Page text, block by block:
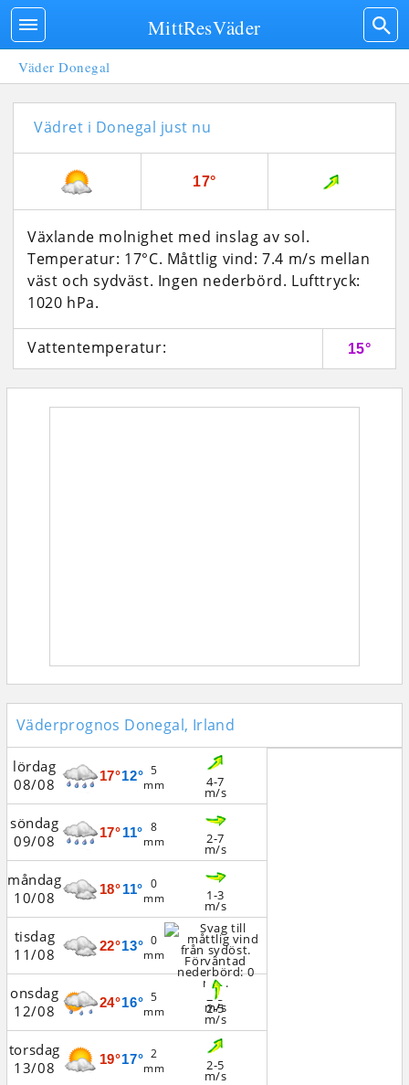
Väder Donegal
Vädret i Donegal just nu
17°
Växlande molnighet med inslag av sol.
Temperatur: 17°C. Måttlig vind: 7.4 m/s mellan
väst och sydväst. Ingen nederbörd. Lufttryck:
1020 hPa.
Vattentemperatur: 15°
Väderprognos Donegal, Irland
lördag
08/08
söndag
09/08
måndag
10/08
tisdag
11/08
onsdag
12/08
torsdag
13/08
17°
17°
18°
22°
24°
19°
12°
11°
11°
13°
16°
17°
5
mm
8
mm
0
mm
0
mm
5
mm
2
mm
4-7
m/s
2-7
m/s
1-3
m/s
2-5
m/s
2-5
m/s
2-5
m/s
MittResVäder